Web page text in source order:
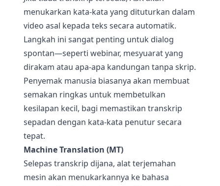
menukarkan kata-kata yang dituturkan dalam
video asal kepada teks secara automatik.
Langkah ini sangat penting untuk dialog
spontan—seperti webinar, mesyuarat yang
dirakam atau apa-apa kandungan tanpa skrip.
Penyemak manusia biasanya akan membuat
semakan ringkas untuk membetulkan
kesilapan kecil, bagi memastikan transkrip
sepadan dengan kata-kata penutur secara
tepat.
Machine Translation (MT)
Selepas transkrip dijana, alat terjemahan
mesin akan menukarkannya ke bahasa